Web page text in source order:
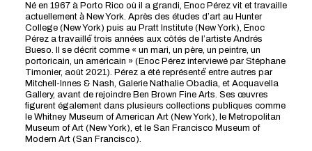
Né en 1967 à Porto Rico où il a grandi, Enoc Pérez vit et travaille
actuellement à̀ New York. Après des études d’art au Hunter
College (New York) puis au Pratt Institute (New York), Enoc
Pérez a travaillé́ trois années aux côtés de l’artiste Andrés
Bueso. Il se décrit comme « un mari, un père, un peintre, un
portoricain, un américain » (Enoc Pérez interviewé par Stéphane
Timonier, août 2021). Pérez a été représenté́ entre autres par
Mitchell-Innes & Nash, Galerie Nathalie Obadia, et Acquavella
Gallery, avant de rejoindre Ben Brown Fine Arts. Ses œuvres
figurent également dans plusieurs collections publiques comme
le Whitney Museum of American Art (New York), le Metropolitan
Museum of Art (New York), et le San Francisco Museum of
Modern Art (San Francisco).